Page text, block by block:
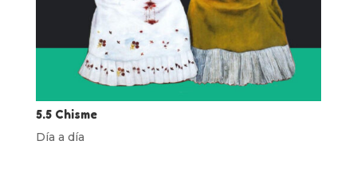
5.5 Chisme
Día a día